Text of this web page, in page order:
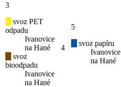
3
svoz PET
odpadu
Ivanovice
na Hané
svoz
bioodpadu
Ivanovice
na Hané
4
5
svoz papíru
Ivanovice
na Hané